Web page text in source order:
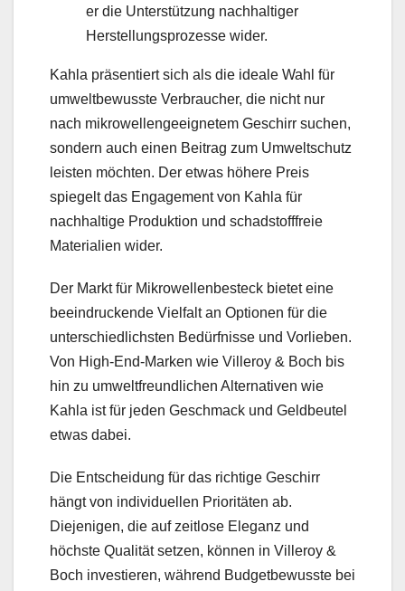
er die Unterstützung nachhaltiger
Herstellungsprozesse wider.
Kahla präsentiert sich als die ideale Wahl für
umweltbewusste Verbraucher, die nicht nur
nach mikrowellengeeignetem Geschirr suchen,
sondern auch einen Beitrag zum Umweltschutz
leisten möchten. Der etwas höhere Preis
spiegelt das Engagement von Kahla für
nachhaltige Produktion und schadstofffreie
Materialien wider.
Der Markt für Mikrowellenbesteck bietet eine
beeindruckende Vielfalt an Optionen für die
unterschiedlichsten Bedürfnisse und Vorlieben.
Von High-End-Marken wie Villeroy & Boch bis
hin zu umweltfreundlichen Alternativen wie
Kahla ist für jeden Geschmack und Geldbeutel
etwas dabei.
Die Entscheidung für das richtige Geschirr
hängt von individuellen Prioritäten ab.
Diejenigen, die auf zeitlose Eleganz und
höchste Qualität setzen, können in Villeroy &
Boch investieren, während Budgetbewusste bei